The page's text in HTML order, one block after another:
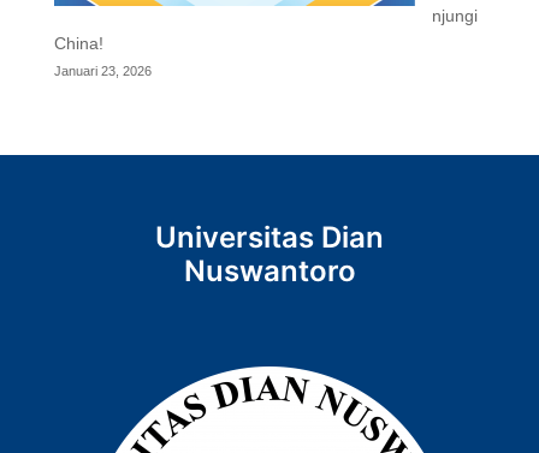
njungi
China!
Januari 23, 2026
Universitas Dian
Nuswantoro